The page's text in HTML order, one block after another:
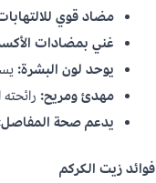
مضاد قوي
غني بمضادات
يوحد لون البشرة:
مهدئ ومريح:
يدعم صحة
فوائد زيت الكركم